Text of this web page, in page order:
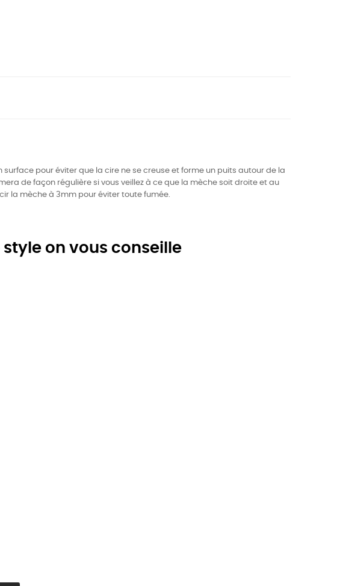
surface pour éviter que la cire ne se creuse et forme un puits autour de la
de façon régulière si vous veillez à ce que la mèche soit droite et au
la mèche à 3mm pour éviter toute fumée.
style on vous conseille